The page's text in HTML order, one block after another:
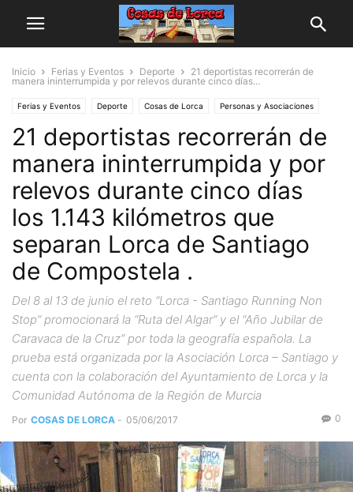
Inicio Ferias y Eventos Deporte
21 deportistas recorrerán de
manera ininterrumpida y por relevos durante cinco días...
Ferias y Eventos Deporte Cosas de Lorca Personas y Asociaciones
21 deportistas recorrerán de
manera ininterrumpida y por
relevos durante cinco días
los 1.143 kilómetros que
separan Lorca de Santiago
de Compostela .
Del 8 al 13 de junio el reto “Lorca - Santiago Running Non
Stop” promocionará la “Ruta del Algar” y el “Año Jubilar de
Caravaca de la Cruz” por toda la geografía española. La
prueba está organizada por la Asociación Lorca – Santiago y
cuenta con la colaboración del Ayuntamiento de Lorca y la
Comunidad Autónoma de la Región de Murcia
Por COSAS DE LORCA - 05/06/2017 0